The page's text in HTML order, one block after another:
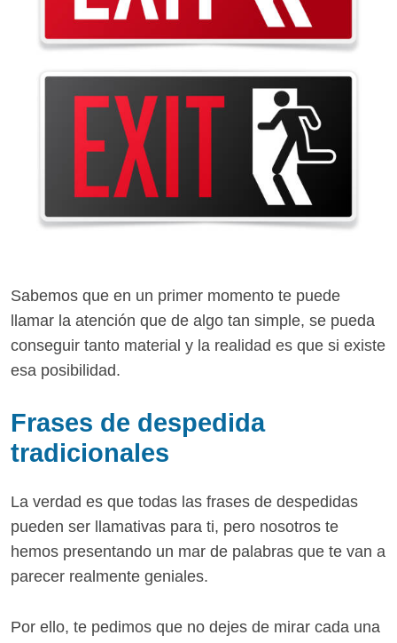
Sabemos que en un primer momento te puede
llamar la atención que de algo tan simple, se pueda
conseguir tanto material y la realidad es que si existe
esa posibilidad.
Frases de despedida
tradicionales
La verdad es que todas las frases de despedidas
pueden ser llamativas para ti, pero nosotros te
hemos presentando un mar de palabras que te van a
parecer realmente geniales.
Por ello, te pedimos que no dejes de mirar cada una